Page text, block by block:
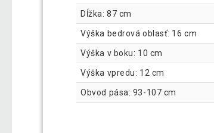
Dĺžka: 87 cm
Výška bedrová oblasť: 16 cm
Výška v boku: 10 cm
Výška vpredu: 12 cm
Obvod pása: 93-107 cm